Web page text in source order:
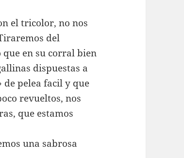
el tricolor, no nos
del
en su corral bien
dispuestas a
de pelea facil y que
revueltos, nos
que estamos
una sabrosa